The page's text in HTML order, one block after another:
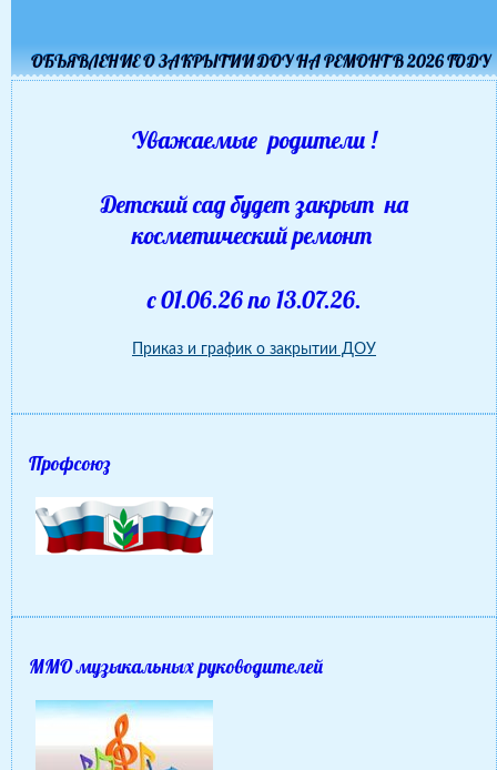
ОБЪЯВЛЕНИЕ О ЗАКРЫТИИ ДОУ НА РЕМОНТ В 2026 ГОДУ
Уважаемые родители !
Детский сад будет закрыт на
косметический ремонт
с 01.06.26 по 13.07.26.
Приказ и график о закрытии ДОУ
Профсоюз
ММО музыкальных руководителей